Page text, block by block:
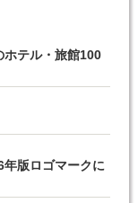
ホテル・旅館100
版ロゴマークに